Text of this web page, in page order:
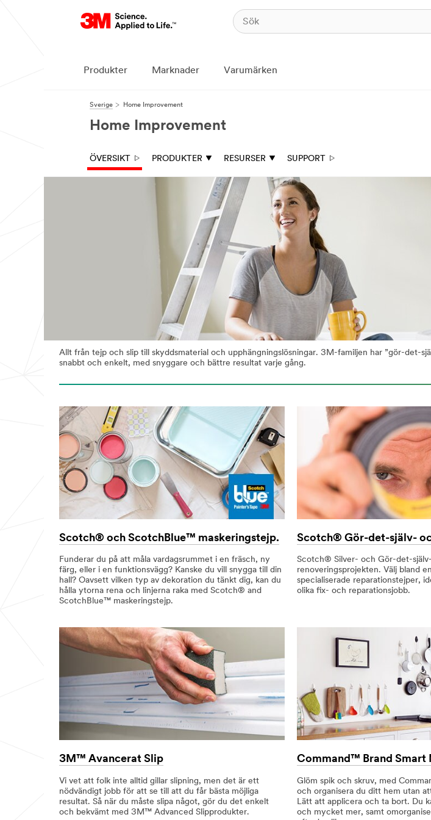
Produkter Marknader Varumärken
Sverige Home Improvement
Home Improvement
ÖVERSIKT PRODUKTER RESURSER SUPPORT
Allt från tejp och slip till skyddsmaterial och upphängningslösningar. 3M-familjen har ”gör-det-
snabbt och enkelt, med snyggare och bättre resultat varje gång.
Scotch® och ScotchBlue™ maskeringstejp.
Funderar du på att måla vardagsrummet i en fräsch, ny
färg, eller i en funktionsvägg? Kanske du vill snygga till din
hall? Oavsett vilken typ av dekoration du tänkt dig, kan du
hålla ytorna rena och linjerna raka med Scotch® and
ScotchBlue™ maskeringstejp.
Scotch® Gör-det-själv-
Scotch® Silver- och Gör-det-
renoveringsprojekten. Välj bland
specialiserade reparationstejper,
olika fix- och reparationsjobb.
3M™ Avancerat Slip
Vi vet att folk inte alltid gillar slipning, men det är ett
nödvändigt jobb för att se till att du får bästa möjliga
resultat. Så när du måste slipa något, gör du det enkelt
och bekvämt med 3M™ Advanced Slipprodukter.
Command™ Brand Smart
Glöm spik och skruv, med
och organisera du ditt hem utan
Lätt att applicera och ta bort. Du
och mycket mer, samt